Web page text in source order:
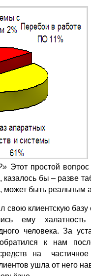
Этот простой
бы – разве
может быть реальным
свою клиентскую
ему халатность
человека. За
к нам
на частичное
ушла от него